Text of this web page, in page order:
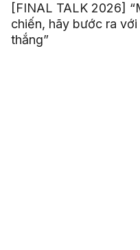
[FINAL TALK 2026]
chiến, hãy bước ra
thắng”